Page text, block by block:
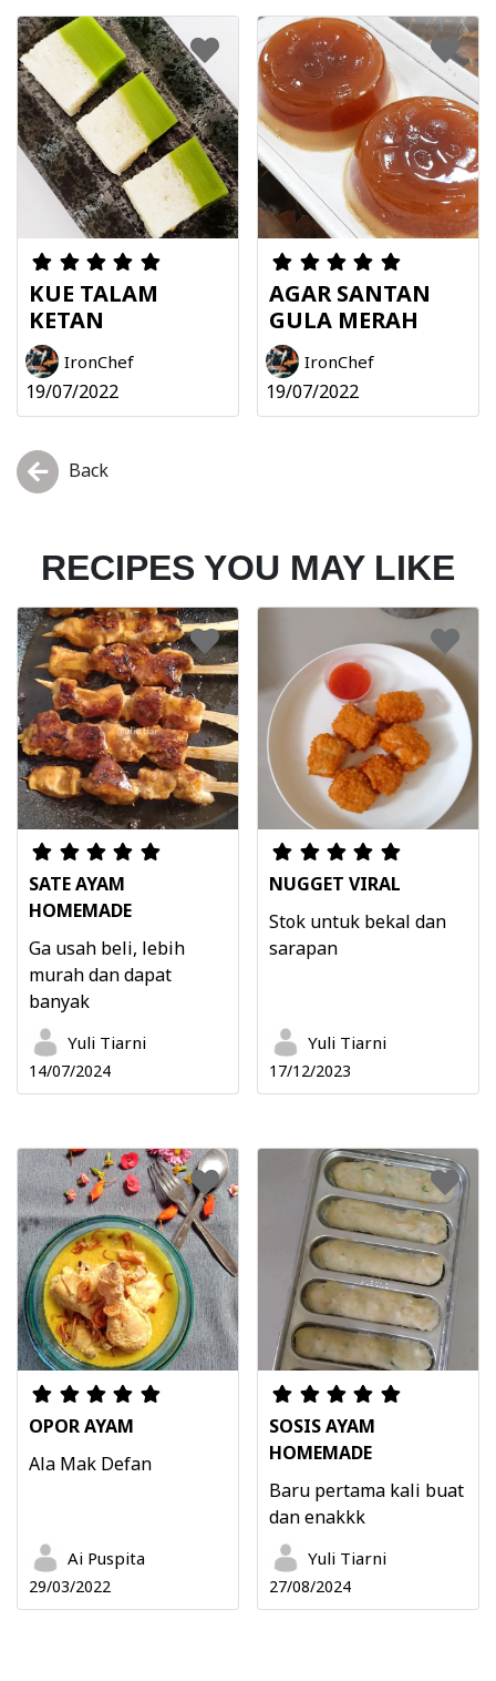
KUE TALAM
KETAN
IronChef
19/07/2022
AGAR SANTAN
GULA MERAH
IronChef
19/07/2022
Back
RECIPES YOU MAY LIKE
SATE AYAM
HOMEMADE
Ga usah beli, lebih
murah dan dapat
banyak
Yuli Tiarni
14/07/2024
NUGGET VIRAL
Stok untuk bekal dan
sarapan
Yuli Tiarni
17/12/2023
OPOR AYAM
Ala Mak Defan
Ai Puspita
29/03/2022
SOSIS AYAM
HOMEMADE
Baru pertama kali buat
dan enakkk
Yuli Tiarni
27/08/2024